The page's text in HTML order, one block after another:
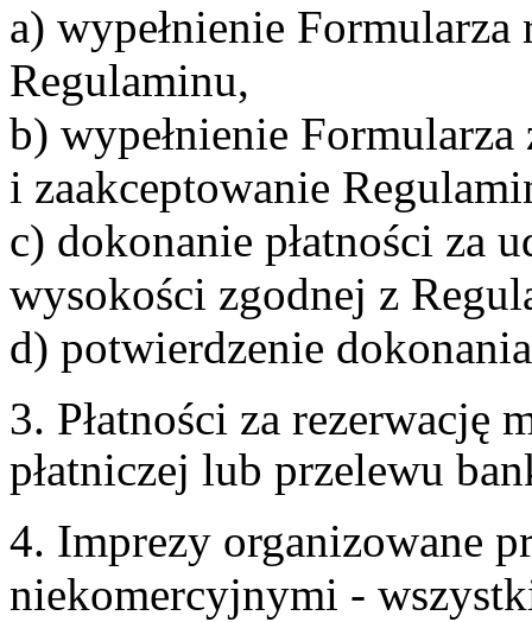
a) wypełnienie
Regulaminu,
b) wypełnienie Formularza
i zaakceptowanie
c) dokonanie płatności za
wysokości zgodnej z
d) potwierdzenie
3. Płatności za rezerwację
płatniczej lub przelewu
4. Imprezy organizowane
niekomercyjnymi -